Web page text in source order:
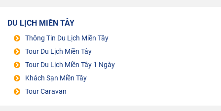
DU LỊCH MIỀN TÂY
Thông Tin Du Lịch Miền Tây
Tour Du Lịch Miền Tây
Tour Du Lịch Miền Tây 1 Ngày
Khách Sạn Miền Tây
Tour Caravan